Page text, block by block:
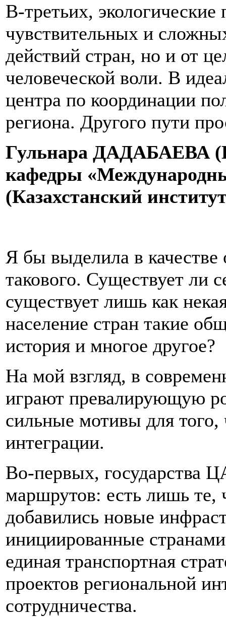
В-третьих, экологические
чувствительных и
действий стран, но и от
человеческой воли. В
центра по координации
региона. Другого пути
Гульнара ДАДАБАЕВА
кафедры
(Казахстанский
Я бы выделила в качестве
такового. Существует ли
существует лишь как
население стран такие
история и многое другое?
На мой взгляд, в
играют превалирующую
сильные мотивы для того,
интеграции.
Во-первых, государства
маршрутов: есть лишь те,
добавились новые
инициированные
единая транспортная
проектов региональной
сотрудничества.